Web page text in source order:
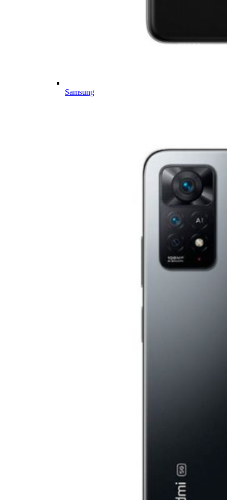
Samsung